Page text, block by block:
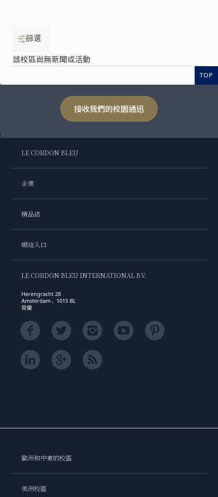
篩選
該校區尚無新聞或活動
TOP
接收我們的校園通迅
LE CORDON BLEU
企業
精品店
網站入口
LE CORDON BLEU INTERNATIONAL B.V.
Herengracht 28
Amsterdam , 1015 BL
荷蘭
歐洲和中東的校區
美洲校區